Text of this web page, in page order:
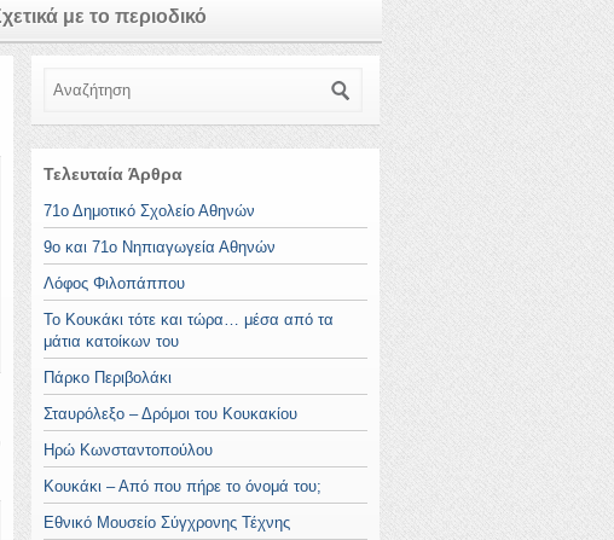
με το περιοδικό
Τελευταία Άρθρα
71ο Δημοτικό Σχολείο Αθηνών
9ο και 71ο Νηπιαγωγεία Αθηνών
Λόφος Φιλοπάππου
Το Κουκάκι τότε και τώρα… μέσα από τα
μάτια κατοίκων του
Πάρκο Περιβολάκι
Σταυρόλεξο – Δρόμοι του Κουκακίου
Ηρώ Κωνσταντοπούλου
Κουκάκι – Από που πήρε το όνομά του;
Εθνικό Μουσείο Σύγχρονης Τέχνης